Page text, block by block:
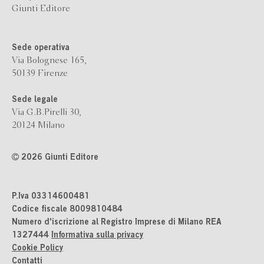
Giunti Editore
Sede operativa
Via Bolognese 165,
50139 Firenze
Sede legale
Via G.B.Pirelli 30,
20124 Milano
2026 Giunti Editore
P.Iva 03314600481
Codice fiscale 8009810484
Numero d'iscrizione al Registro Imprese di Milano REA
1327444 Informativa sulla privacy
Cookie Policy
Contatti